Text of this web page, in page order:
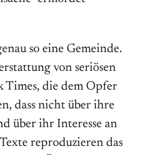
so eine Gemeinde.
von seriösen
Times, die dem Opfer
dass nicht über ihre
über ihr Interesse an
reproduzieren das